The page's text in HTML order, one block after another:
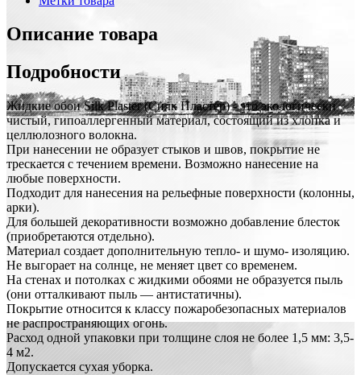
Описание товара
Подробности
Жидкие обои Silk Plaster (Силк Пластер) - это экологически
чистый, гипоаллергенный материал, состоящий из хлопка и
целлюлозного волокна.
При нанесении не образует стыков и швов, покрытие не
трескается с течением времени. Возможно нанесение на
любые поверхности.
Подходит для нанесения на рельефные поверхности (колонны,
арки).
Для большей декоративности возможно добавление блесток
(приобретаются отдельно).
Материал создает дополнительную тепло- и шумо- изоляцию.
Не выгорает на солнце, не меняет цвет со временем.
На стенах и потолках с жидкими обоями не образуется пыль
(они отталкивают пыль — антистатичны).
Покрытие относится к классу пожаробезопасных материалов
не распространяющих огонь.
Расход одной упаковки при толщине слоя не более 1,5 мм: 3,5-
4 м2.
Допускается сухая уборка.